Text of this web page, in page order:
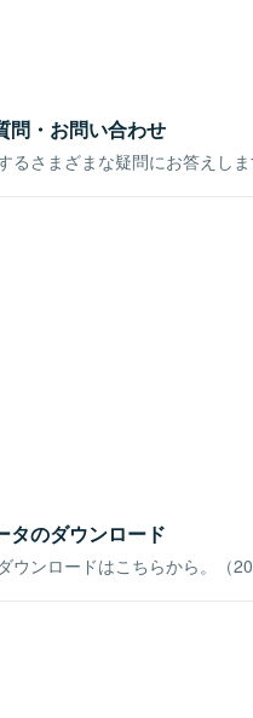
問・お問い合わせ
るさまざまな疑問にお答えしま
タのダウンロード
ウンロードはこちらから。（